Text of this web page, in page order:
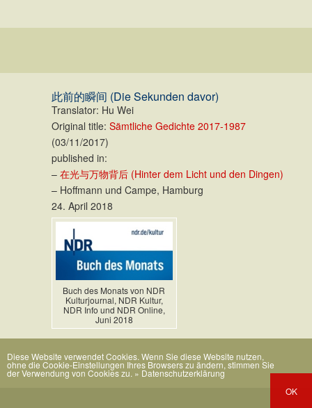
此前的瞬间 (Die Sekunden davor)
Translator: Hu Wei
Original title: Sämtliche Gedichte 2017-1987
(03/11/2017)
published in:
– 在光与万物背后 (Hinter dem Licht und den Dingen)
– Hoffmann und Campe, Hamburg
24. April 2018
Buch des Monats von NDR
Kulturjournal, NDR Kultur,
NDR Info und NDR Online,
Juni 2018
Diese Website verwendet Cookies. Wenn Sie diese Website nutzen,
ohne die Cookie-Einstellungen Ihres Browsers zu ändern, stimmen Sie
der Verwendung von Cookies zu. » Datenschutzerklärung
OK